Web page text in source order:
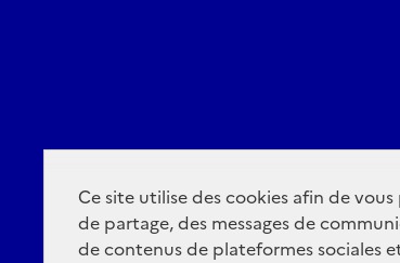
Ce site utilise des cookies afin de
de partage, des messages de
de contenus de plateformes sociales